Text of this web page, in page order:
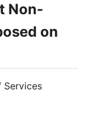
Non-
on
Services